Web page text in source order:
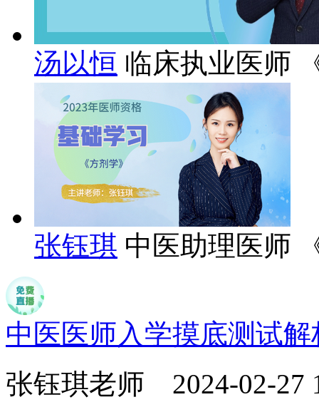
汤以恒 临床执业医师
张钰琪 中医助理医师
中医医师入学摸底测试解
张钰琪老师 2024-02-27